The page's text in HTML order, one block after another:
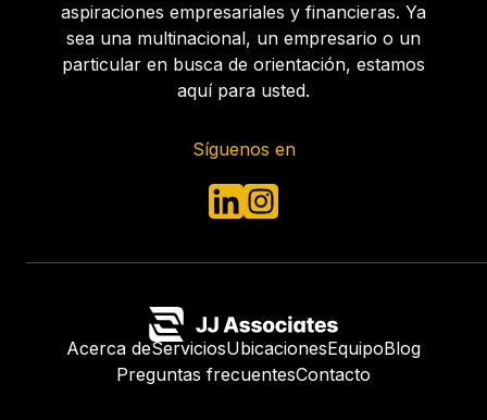
aspiraciones empresariales y financieras. Ya
sea una multinacional, un empresario o un
particular en busca de orientación, estamos
aquí para usted.
Síguenos en
Acerca deServiciosUbicacionesEquipoBlog
Preguntas frecuentesContacto